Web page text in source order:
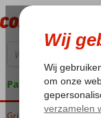
Pakketgarantie
Home
Griekenland Zakynthos